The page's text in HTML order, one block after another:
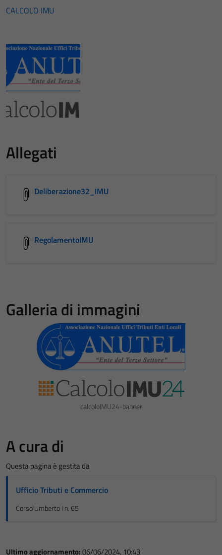
CALCOLO IMU
Allegati
Deliberazione32_IMU
RegolamentoIMU
Galleria di immagini
calcoloIMU24-banner
A cura di
Questa pagina è gestita da
Ufficio Tributi e Commercio
Corso Umberto I n. 65
Ultimo aggiornamento:06/06/2024, 10:43